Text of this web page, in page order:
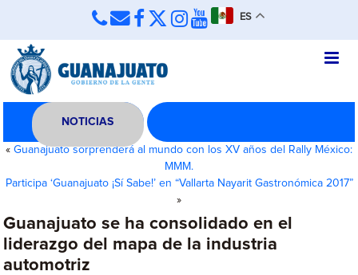
ES
NOTICIAS
« Guanajuato sorprenderá al mundo con los XV años del Rally México:
MMM.
Participa ‘Guanajuato ¡Sí Sabe!’ en “Vallarta Nayarit Gastronómica 2017”
»
Guanajuato se ha consolidado en el
liderazgo del mapa de la industria
automotriz